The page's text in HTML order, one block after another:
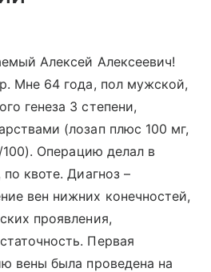
Алексей Алексеевич!
Мне 64 года, пол мужской,
генеза 3 степени,
(лозап плюс 100 мг,
Операцию делал в
квоте. Диагноз –
вен нижних конечностей,
проявления,
Первая
вены была проведена на